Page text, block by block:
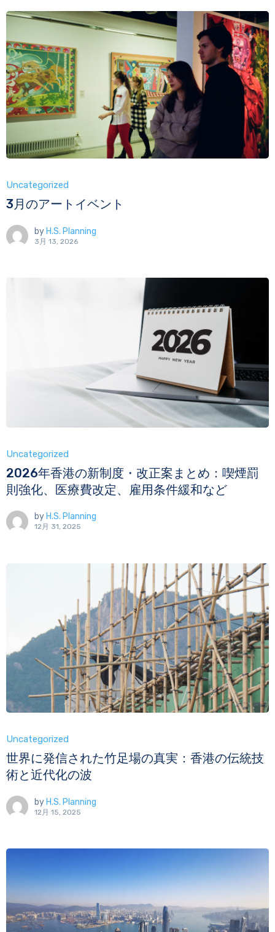
Uncategorized
3月のアートイベント
by H.S. Planning
3月 13, 2026
Uncategorized
2026年香港の新制度・改正案まとめ：喫煙罰
則強化、医療費改定、雇用条件緩和など
by H.S. Planning
12月 31, 2025
Uncategorized
世界に発信された竹足場の真実：香港の伝統技
術と近代化の波
by H.S. Planning
12月 15, 2025